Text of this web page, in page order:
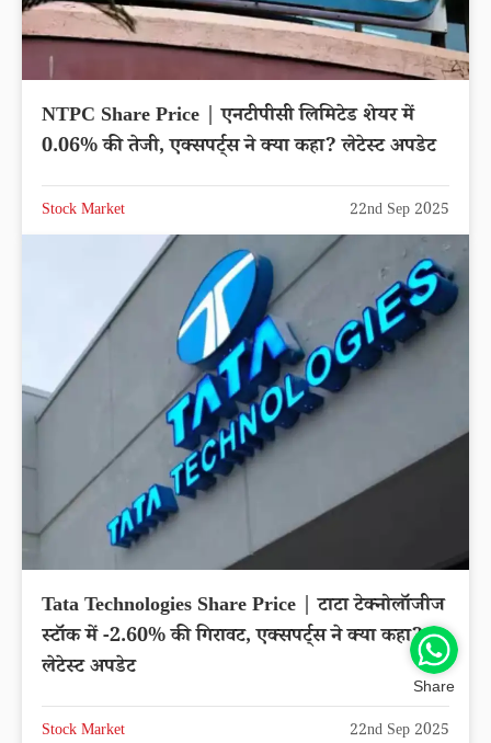
NTPC Share Price | एनटीपीसी लिमिटेड शेयर में
0.06% की तेजी, एक्सपर्ट्स ने क्या कहा? लेटेस्ट अपडेट
Stock Market 22nd Sep 2025
Tata Technologies Share Price | टाटा टेक्नोलॉजीज
स्टॉक में -2.60% की गिरावट, एक्सपर्ट्स ने क्या कहा?
लेटेस्ट अपडेट
Stock Market 22nd Sep 2025
Share